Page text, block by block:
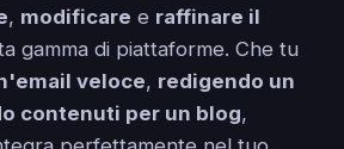
, modificare e raffinare il
gamma di piattaforme. Che tu
veloce, redigendo un
contenuti per un blog,